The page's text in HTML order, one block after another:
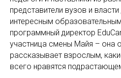
представители вузов и
интересным
программный директор
участница смены Майя – она
рассказывает взрослым,
всего нравятся